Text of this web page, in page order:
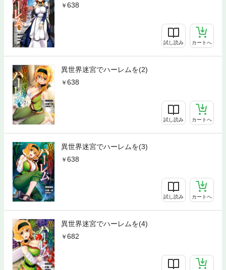
638
試し読み カートへ
異世界迷宮でハーレムを(2)
638
試し読み カートへ
異世界迷宮でハーレムを(3)
638
試し読み カートへ
異世界迷宮でハーレムを(4)
682